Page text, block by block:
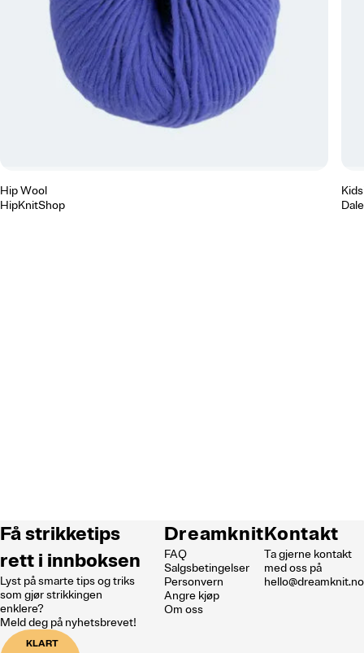
Hip Wool
HipKnitShop
Dale
Få strikketips
rett i innboksen
Lyst på smarte tips og triks
som gjør strikkingen
enklere?
Meld deg på nyhetsbrevet!
KLART
Dreamknit
FAQ
Salgsbetingelser
Personvern
Angre kjøp
Om oss
Kontakt
Ta gjerne kontakt
med oss på
hello@dreamknit.no